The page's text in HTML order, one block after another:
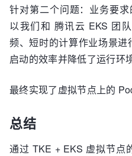
针对第二个问题：业务要
以我们和 腾讯云 EKS 团
频、短时的计算作业场景
启动的效率并降低了运行环
最终实现了虚拟节点上的
总结
通过 TKE + EKS 虚拟节点